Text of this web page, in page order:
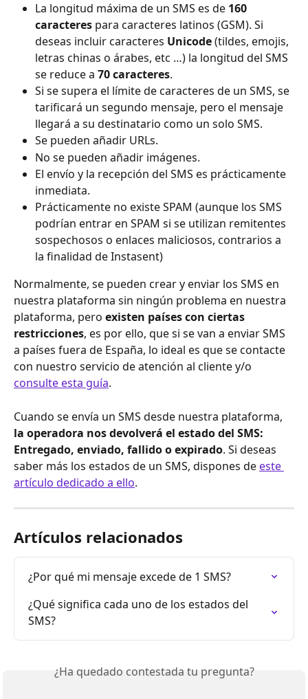
La longitud máxima de un SMS es de 160
caracteres para caracteres latinos (GSM). Si
deseas incluir caracteres Unicode (tildes, emojis,
letras chinas o árabes, etc …) la longitud del SMS
se reduce a 70 caracteres.
Si se supera el límite de caracteres de un SMS, se
tarificará un segundo mensaje, pero el mensaje
llegará a su destinatario como un solo SMS.
Se pueden añadir URLs.
No se pueden añadir imágenes.
El envío y la recepción del SMS es prácticamente
inmediata.
Prácticamente no existe SPAM (aunque los SMS
podrían entrar en SPAM si se utilizan remitentes
sospechosos o enlaces maliciosos, contrarios a
la finalidad de Instasent)
Normalmente, se pueden crear y enviar los SMS en
nuestra plataforma sin ningún problema en nuestra
plataforma, pero existen países con ciertas
restricciones, es por ello, que si se van a enviar SMS
a países fuera de España, lo ideal es que se contacte
con nuestro servicio de atención al cliente y/o
consulte esta guía.
Cuando se envía un SMS desde nuestra plataforma,
la operadora nos devolverá el estado del SMS:
Entregado, enviado, fallido o expirado. Si deseas
saber más los estados de un SMS, dispones de este
artículo dedicado a ello.
Artículos relacionados
¿Por qué mi mensaje excede de 1 SMS?
¿Qué significa cada uno de los estados del
SMS?
¿Ha quedado contestada tu pregunta?